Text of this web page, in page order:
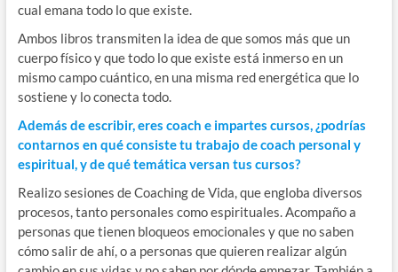
cual emana todo lo que existe.
Ambos libros transmiten la idea de que somos más que un
cuerpo físico y que todo lo que existe está inmerso en un
mismo campo cuántico, en una misma red energética que lo
sostiene y lo conecta todo.
Además de escribir, eres coach e impartes cursos, ¿podrías
contarnos en qué consiste tu trabajo de coach personal y
espiritual, y de qué temática versan tus cursos?
Realizo sesiones de Coaching de Vida, que engloba diversos
procesos, tanto personales como espirituales. Acompaño a
personas que tienen bloqueos emocionales y que no saben
cómo salir de ahí, o a personas que quieren realizar algún